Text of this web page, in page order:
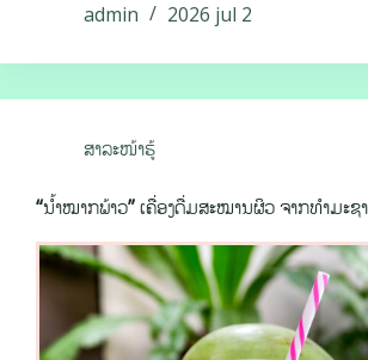
admin
2026 jul 2
ສາລະໜ້າຮູ້
“ນ້ຳໝາກພ້າວ” ເຄື່ອງດື່ມສະໝານຜິວ ຈາກທຳມະຊ